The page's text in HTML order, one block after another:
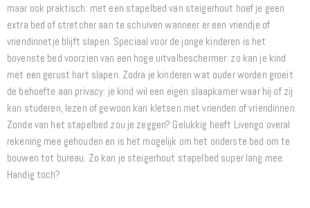
maar ook praktisch: met een stapelbed van steigerhout hoef je geen
extra bed of stretcher aan te schuiven wanneer er een vriendje of
vriendinnetje blijft slapen. Speciaal voor de jonge kinderen is het
bovenste bed voorzien van een hoge uitvalbeschermer: zo kan je kind
met een gerust hart slapen. Zodra je kinderen wat ouder worden groeit
de behoefte aan privacy: je kind wil een eigen slaapkamer waar hij of zij
kan studeren, lezen of gewoon kan kletsen met vrienden of vriendinnen.
Zonde van het stapelbed zou je zeggen? Gelukkig heeft Livengo overal
rekening mee gehouden en is het mogelijk om het onderste bed om te
bouwen tot bureau. Zo kan je steigerhout stapelbed super lang mee.
Handig toch?